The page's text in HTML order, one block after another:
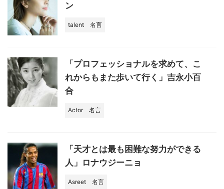
ン
talent 名言
「プロフェッショナルを求めて、こ
れからもまた歩いて行く」吉永小百
合
Actor 名言
「天才とは最も困難な努力ができる
人」ロナウジーニョ
Asreet 名言